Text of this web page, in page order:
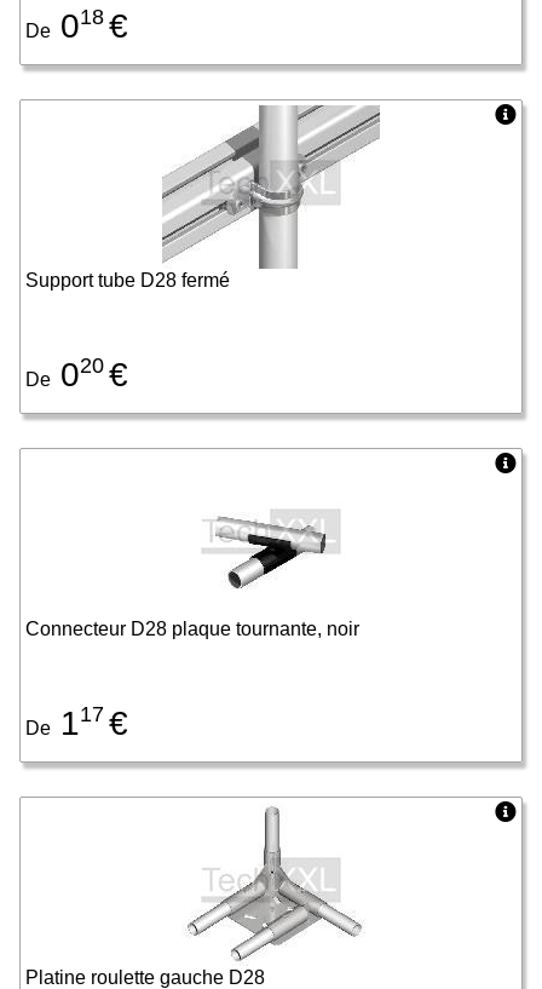
De 018 €
Support tube D28 fermé
De 020 €
Connecteur D28 plaque tournante, noir
De 117 €
Platine roulette gauche D28